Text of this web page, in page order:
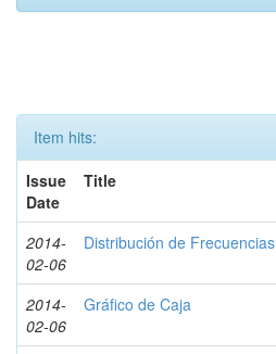
Item hits:
Issue
Date
Title
2014-
02-06
Distribución de Frecuencias
2014-
02-06
Gráfico de Caja